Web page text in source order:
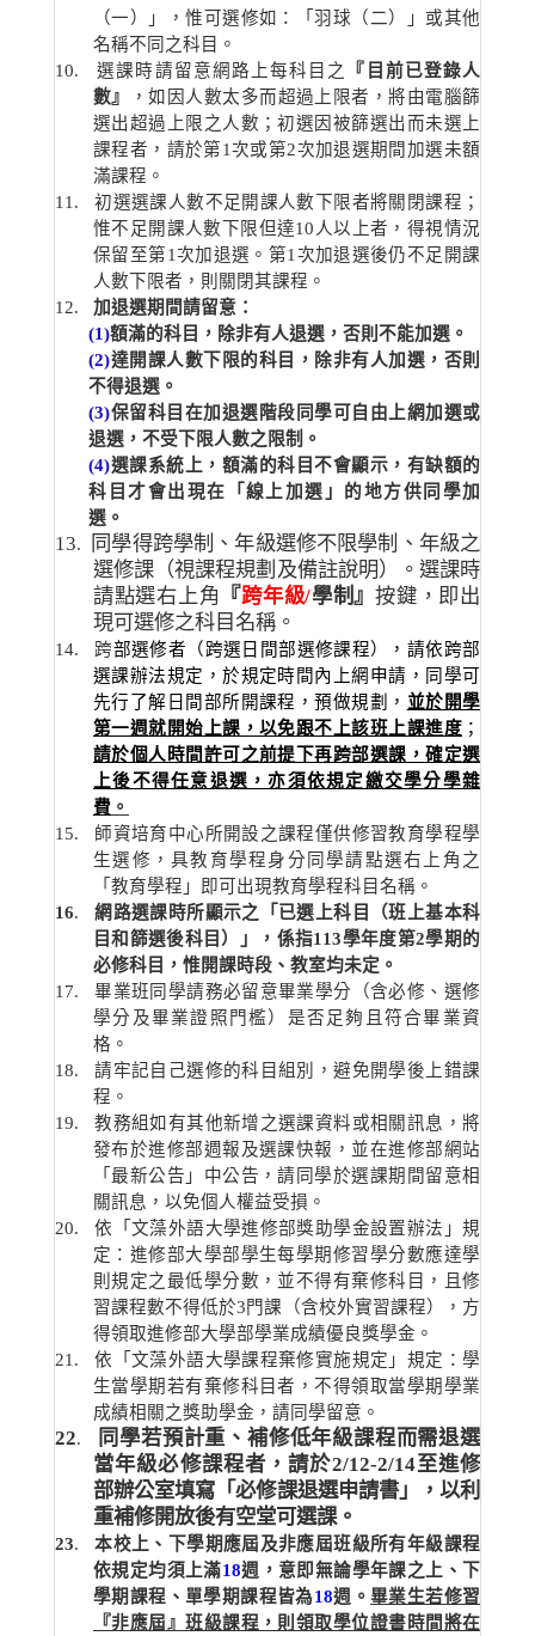
（一）」，惟可選修如：「羽球（二）」或其他
名稱不同之科目。
10. 選課時請留意網路上每科目之
『目前已登錄人
數』
，如因人數太多而超過上限者，將由電腦篩
選出超過上限之人數；初選因被篩選出而未選上
課程者，請於第1次或第2次加退選期間加選未額
滿課程。
11 .
初選選課人數不足開課人數下限者將關閉課程；
惟不足開課人數下限但達10 人以上者，得視情況
保留至第1次加退選。第1 次加退選後仍不足開課
人數下限者，則關閉其課程。
12.
加退選期間請留意：
(1)額滿的科目，除非有人退選，否則不能加選。
(2)達開課人數下限的科目，除非有人加選，否則
不得退選。
(3)保留科目在加退選階段同學可自由上網加選或
退選，不受下限人數之限制。
(4)選課系統上，額滿的科目不會顯示，有缺額的
科目才會出現在「線上加選」的地方供同學加
選。
13.
同學得跨學制、年級選修不限學制、年級之
選修課（視課程規劃及備註說明）。選課時
請點選右上角
『跨年級/學制』按鍵，即出
現可選修之科目名稱。
14. 跨部選修者（跨選日間部選修課程），請依跨部
選課辦法規定，於規定時間內上網申請，同學可
先行了解日間部所開課程，預做規劃， 並於開學
第一週就開始上課，以免跟不上該班上課進度 ；
請於個人時間許可之前提下再跨部選課，確定選
上後不得任意退選，亦須依規定繳交學分學雜
費 。
15.
師資培育中心所開設之課程僅供修習教育學程學
生選修，具教育學程身分同學請點選右上角之
「教育學程」即可出現教育學程科目名稱。
16.
網路選課時所顯示之「已選上科目（班上基本科
目和篩選後科目）」，係指113學年度第2學期的
必修科目，惟開課時段、教室均未定。
17.
畢業班同學請務必留意畢業學分（含必修、選修
學分及畢業證照門檻）是否足夠且符合畢業資
格。
18.
請牢記自己選修的科目組別，避免開學後上錯課
程。
19.
教務組如有其他新增之選課資料或相關訊息，將
發布於進修部週報及選課快報，並在進修部網站
「最新公告」中公告，請同學於選課期間留意相
關訊息，以免個人權益受損。
20.
依「文藻外語大學進修部獎助學金設置辦法」規
定：進修部大學部學生每學期修習學分數應達學
則規定之最低學分數，並不得有棄修科目，且修
習課程數不得低於3門課（含校外實習課程），方
得領取進修部大學部學業成績優良獎學金。
21 .
依「文藻外語大學課程棄修實施規定」規定：學
生當學期若有棄修科目者，不得領取當學期學業
成績相關之獎助學金，請同學留意。
22.
同學若預計重、補修低年級課程而需退選
當年級必修課程者，請於2/12-2/14至進修
部辦公室填寫「必修課退選申請書」，以利
重補修開放後有空堂可選課。
23.
本校上、下學期應屆及非應屆班級所有年級課程
依規定均須上滿18週，意即無論學年課之上、下
學期課程、單學期課程皆為18週。畢業生若修習
『非應屆』班級課程，則領取學位證書時間將在